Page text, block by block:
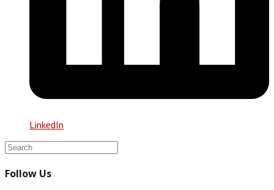
LinkedIn
Follow Us